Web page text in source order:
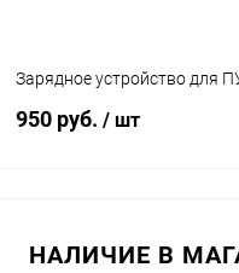
Зарядное устройство для
950 руб. / шт
НАЛИЧИЕ В